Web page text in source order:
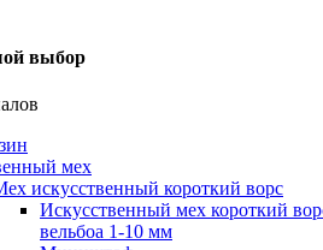
выбор
мех
искусственный короткий ворс
Искусственный мех короткий
вельбоа 1-10 мм